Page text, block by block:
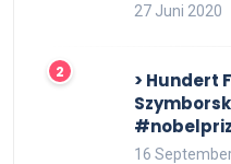
27 Juni 2020
> Hundert
16